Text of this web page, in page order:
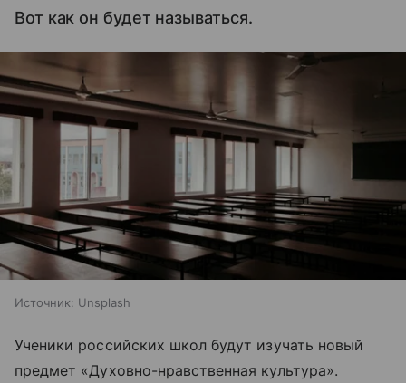
Вот как он будет называться.
Источник: Unsplash
Ученики российских школ будут изучать новый
предмет «Духовно-нравственная культура».